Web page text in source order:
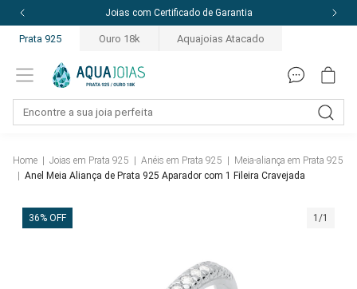
Joias com Certificado de Garantia
Prata 925 Ouro 18k Aquajoias Atacado
Home Joias em Prata 925 Anéis em Prata 925
Meia-aliança em Prata 925
Anel Meia Aliança de Prata 925 Aparador com 1 Fileira Cravejada
36% OFF 1/1